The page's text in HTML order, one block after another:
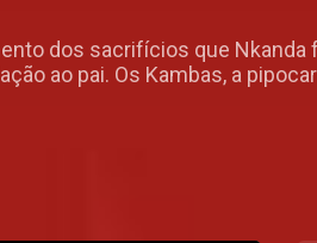
dos sacrifícios que Nkanda
ao pai. Os Kambas, a